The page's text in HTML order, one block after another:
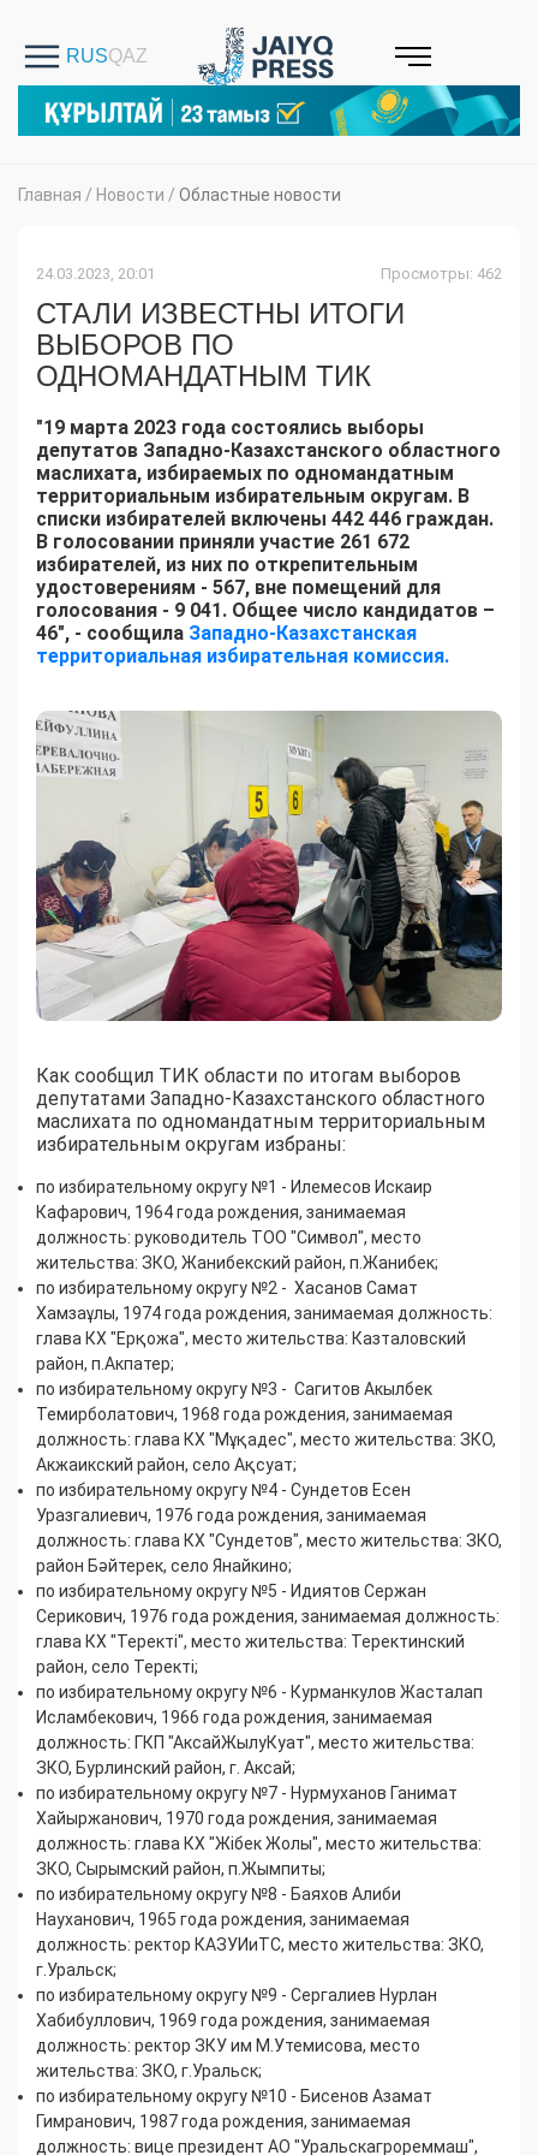
Главная / Новости / Областные новости
24.03.2023, 20:01 Просмотры: 462
СТАЛИ ИЗВЕСТНЫ ИТОГИ
ВЫБОРОВ ПО
ОДНОМАНДАТНЫМ ТИК
"19 марта 2023 года состоялись выборы
депутатов Западно-Казахстанского областного
маслихата, избираемых по одномандатным
территориальным избирательным округам. В
списки избирателей включены 442 446 граждан.
В голосовании приняли участие 261 672
избирателей, из них по открепительным
удостоверениям - 567, вне помещений для
голосования - 9 041. Общее число кандидатов –
46", - сообщила Западно-Казахстанская
территориальная избирательная комиссия.
Как сообщил ТИК области по итогам выборов
депутатами Западно-Казахстанского областного
маслихата по одномандатным территориальным
избирательным округам избраны:
по избирательному округу №1 - Илемесов Искаир
Кафарович, 1964 года рождения, занимаемая
должность: руководитель ТОО "Символ", место
жительства: ЗКО, Жанибекский район, п.Жанибек;
по избирательному округу №2 - Хасанов Самат
Хамзаұлы, 1974 года рождения, занимаемая должность:
глава КХ "Ерқожа", место жительства: Казталовский
район, п.Акпатер;
по избирательному округу №3 - Сагитов Акылбек
Темирболатович, 1968 года рождения, занимаемая
должность: глава КХ "Мұқадес", место жительства: ЗКО,
Акжаикский район, село Ақсуат;
по избирательному округу №4 - Сундетов Есен
Уразгалиевич, 1976 года рождения, занимаемая
должность: глава КХ "Сундетов", место жительства: ЗКО,
район Бәйтерек, село Янайкино;
по избирательному округу №5 - Идиятов Сержан
Серикович, 1976 года рождения, занимаемая должность:
глава КХ "Теректі", место жительства: Теректинский
район, село Теректі;
по избирательному округу №6 - Курманкулов Жасталап
Исламбекович, 1966 года рождения, занимаемая
должность: ГКП "АксайЖылуКуат", место жительства:
ЗКО, Бурлинский район, г. Аксай;
по избирательному округу №7 - Нурмуханов Ганимат
Хайыржанович, 1970 года рождения, занимаемая
должность: глава КХ "Жібек Жолы", место жительства:
ЗКО, Сырымский район, п.Жымпиты;
по избирательному округу №8 - Баяхов Алиби
Науханович, 1965 года рождения, занимаемая
должность: ректор КАЗУИиТС, место жительства: ЗКО,
г.Уральск;
по избирательному округу №9 - Сергалиев Нурлан
Хабибуллович, 1969 года рождения, занимаемая
должность: ректор ЗКУ им М.Утемисова, место
жительства: ЗКО, г.Уральск;
по избирательному округу №10 - Бисенов Азамат
Гимранович, 1987 года рождения, занимаемая
должность: вице президент АО "Уральскагрореммаш",